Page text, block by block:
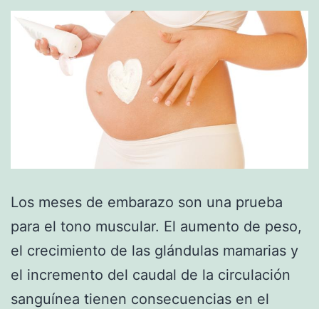
Los meses de embarazo son una prueba
para el tono muscular. El aumento de peso,
el crecimiento de las glándulas mamarias y
el incremento del caudal de la circulación
sanguínea tienen consecuencias en el